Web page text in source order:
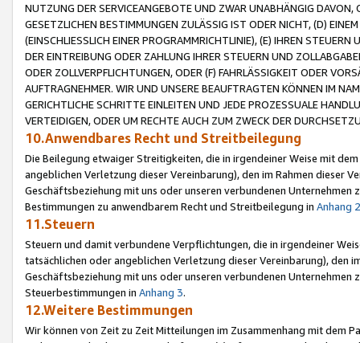
NUTZUNG DER SERVICEANGEBOTE UND ZWAR UNABHÄNGIG
GESETZLICHEN BESTIMMUNGEN ZULÄSSIG IST ODER NICHT, (D)
(EINSCHLIESSLICH EINER PROGRAMMRICHTLINIE), (E) IHREN
DER EINTREIBUNG ODER ZAHLUNG IHRER STEUERN UND
ODER ZOLLVERPFLICHTUNGEN, ODER (F) FAHRLÄSSIGKEIT ODER
AUFTRAGNEHMER. WIR UND UNSERE BEAUFTRAGTEN KÖNNEN IM
GERICHTLICHE SCHRITTE EINLEITEN UND JEDE PROZESSUALE
VERTEIDIGEN, ODER UM RECHTE AUCH ZUM ZWECK DER
10.Anwendbares Recht und Streitbeilegung
Die Beilegung etwaiger Streitigkeiten, die in irgendeiner Weise mit
angeblichen Verletzung dieser Vereinbarung), den im Rahmen dieser
Geschäftsbeziehung mit uns oder unseren verbundenen
Bestimmungen zu anwendbarem Recht und Streitbeilegung in Anhang 2
11.Steuern
Steuern und damit verbundene Verpflichtungen, die in irgendeiner
tatsächlichen oder angeblichen Verletzung dieser Vereinbarung), den
Geschäftsbeziehung mit uns oder unseren verbundenen
Steuerbestimmungen in Anhang 3.
12.Weitere Bestimmungen
Wir können von Zeit zu Zeit Mitteilungen im Zusammenhang mit dem